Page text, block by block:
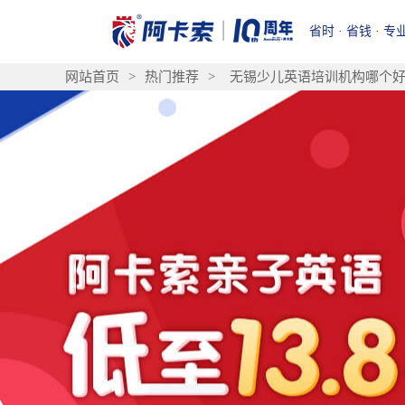
省时 · 省钱 · 专
网站首页 > 热门推荐 > 无锡少儿英语培训机构哪个好